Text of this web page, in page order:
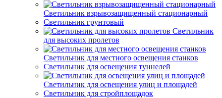
Светильник взрывозащищенный стационарный
Светильник грунтовый
Светильник
для высоких пролетов
Светильник для местного освещения станков
Светильник для освещения туннелей
Светильник для освещения улиц и площадей
Светильник для стройплощадок